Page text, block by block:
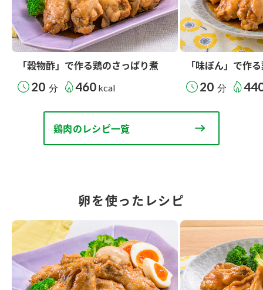
「穀物酢」で作る鶏のさっぱり煮
20 分 460 kcal
「味ぽん」で作
20 分
鶏肉のレシピ一覧
卵を使ったレシピ